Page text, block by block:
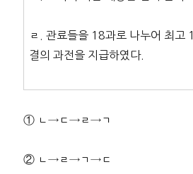
ㄹ. 관료들을 18과로 나누어 최고
결의 과전을 지급하였다.
① ㄴ→ㄷ→ㄹ→ㄱ
② ㄴ→ㄹ→ㄱ→ㄷ